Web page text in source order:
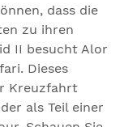
dass die
zu ihren
II besucht Alor
Dieses
Kreuzfahrt
als Teil einer